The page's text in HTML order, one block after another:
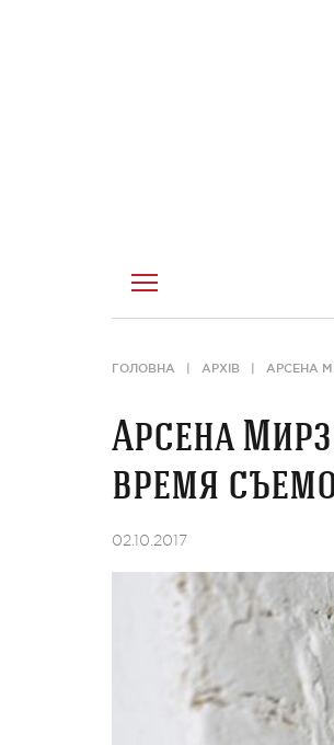
ГОЛОВНА АРХІВ АРСЕНА
Арсена
время
02.10.2017